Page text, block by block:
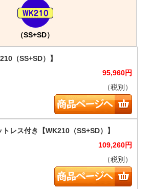
（SS+SD）
95,960円
（税別）
109,260円
（税別）